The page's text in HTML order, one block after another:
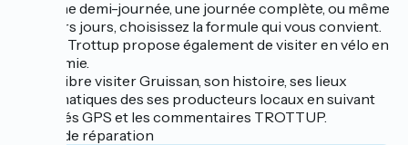
Pour une demi-journée, une journée complète, ou même
plusieurs jours, choisissez la formule qui vous convient.
Unique, Trottup propose également de visiter en vélo en
autonomie.
Partez libre visiter Gruissan, son histoire, ses lieux
emblématiques des ses producteurs locaux en suivant
les tracés GPS et les commentaires TROTTUP.
Atelier de réparation